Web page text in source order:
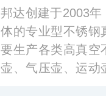
邦达创建于2003
体的专业型不锈钢
要生产各类高真空
壶、气压壶、运动